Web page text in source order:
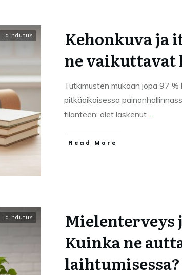
Laihdutus
Kehonkuva ja
ne vaikuttavat
Tutkimusten mukaan jopa 97
pitkäaikaisessa
tilanteen: olet laskenut ...
Read More
Laihdutus
Kuinka ne
laihtumisessa?